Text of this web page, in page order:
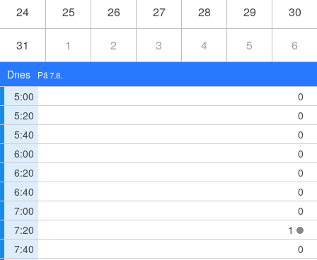
24 25 26 27 28 29 30
31 1 2 3 4 5 6
Dnes Pá 7.8.
5:00
0
5:20
0
5:40
0
6:00
0
6:20
0
6:40
0
7:00
0
7:20
1
7:40
0